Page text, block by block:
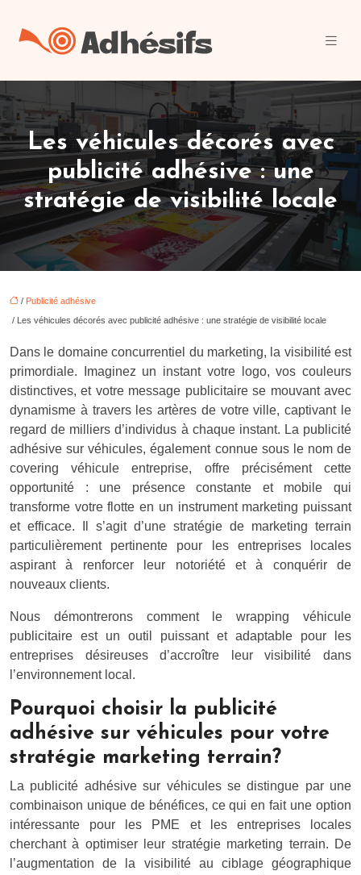
Les véhicules décorés avec
publicité adhésive : une
stratégie de visibilité locale
/ Publicité adhésive
/ Les véhicules décorés avec publicité adhésive : une stratégie de visibilité locale
Dans le domaine concurrentiel du marketing, la visibilité est
primordiale. Imaginez un instant votre logo, vos couleurs
distinctives, et votre message publicitaire se mouvant avec
dynamisme à travers les artères de votre ville, captivant le
regard de milliers d’individus à chaque instant. La publicité
adhésive sur véhicules, également connue sous le nom de
covering véhicule entreprise, offre précisément cette
opportunité : une présence constante et mobile qui
transforme votre flotte en un instrument marketing puissant
et efficace. Il s’agit d’une stratégie de marketing terrain
particulièrement pertinente pour les entreprises locales
aspirant à renforcer leur notoriété et à conquérir de
nouveaux clients.
Nous démontrerons comment le wrapping véhicule
publicitaire est un outil puissant et adaptable pour les
entreprises désireuses d’accroître leur visibilité dans
l’environnement local.
Pourquoi choisir la publicité
adhésive sur véhicules pour votre
stratégie marketing terrain?
La publicité adhésive sur véhicules se distingue par une
combinaison unique de bénéfices, ce qui en fait une option
intéressante pour les PME et les entreprises locales
cherchant à optimiser leur stratégie marketing terrain. De
l’augmentation de la visibilité au ciblage géographique